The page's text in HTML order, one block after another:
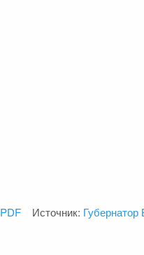
PDF Источник: Губернатор